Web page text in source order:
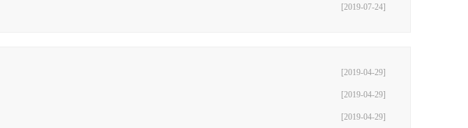
[2019-07-24]
[2019-04-29]
[2019-04-29]
[2019-04-29]